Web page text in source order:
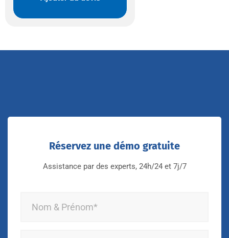
Réservez une démo gratuite
Assistance par des experts, 24h/24 et 7j/7